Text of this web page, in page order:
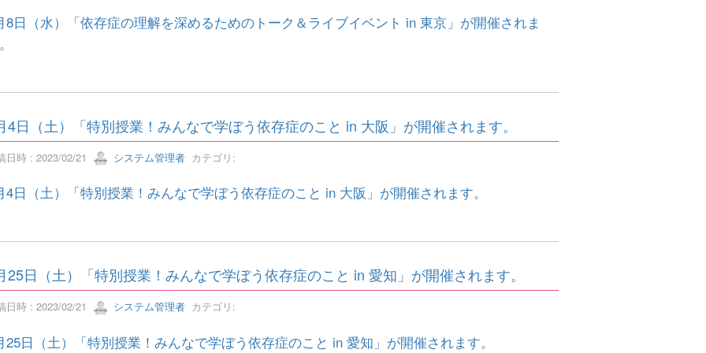
8日（水）「依存症の理解を深めるためのトーク＆ライブイベント in 東京」が開催されま
4日（土）「特別授業！みんなで学ぼう依存症のこと in 大阪」が開催されます。
日時 : 2023/02/21 システム管理者カテゴリ:
4日（土）「特別授業！みんなで学ぼう依存症のこと in 大阪」が開催されます。
25日（土）「特別授業！みんなで学ぼう依存症のこと in 愛知」が開催されます。
日時 : 2023/02/21 システム管理者カテゴリ:
25日（土）「特別授業！みんなで学ぼう依存症のこと in 愛知」が開催されます。